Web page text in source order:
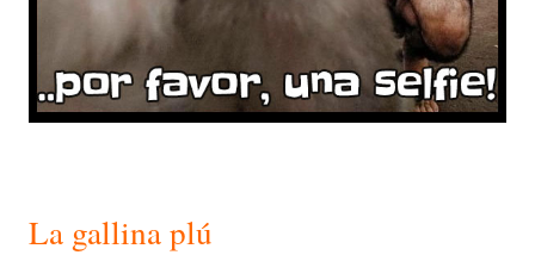
La gallina plú